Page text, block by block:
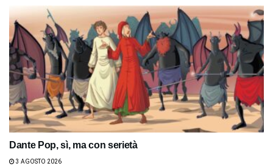
Dante Pop, sì, ma con serietà
3 AGOSTO 2026